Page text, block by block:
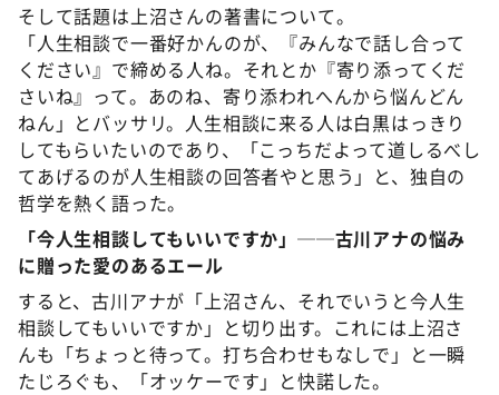
そして話題は上沼さんの著書について。
「人生相談で一番好かんのが、『みんなで話し合って
ください』で締める人ね。それとか『寄り添ってくだ
さいね』って。あのね、寄り添われへんから悩んどん
ねん」とバッサリ。人生相談に来る人は白黒はっきり
してもらいたいのであり、「こっちだよって道しるべし
てあげるのが人生相談の回答者やと思う」と、独自の
哲学を熱く語った。
「今人生相談してもいいですか」──古川アナの悩み
に贈った愛のあるエール
すると、古川アナが「上沼さん、それでいうと今人生
相談してもいいですか」と切り出す。これには上沼さ
んも「ちょっと待って。打ち合わせもなしで」と一瞬
たじろぐも、「オッケーです」と快諾した。